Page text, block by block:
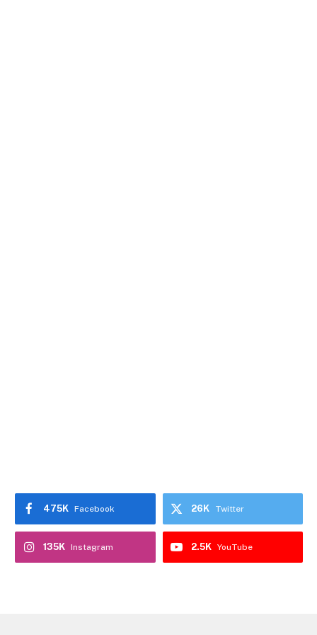
Facebook
475K Twitter
26K
Instagram
135K YouTube
2.5K